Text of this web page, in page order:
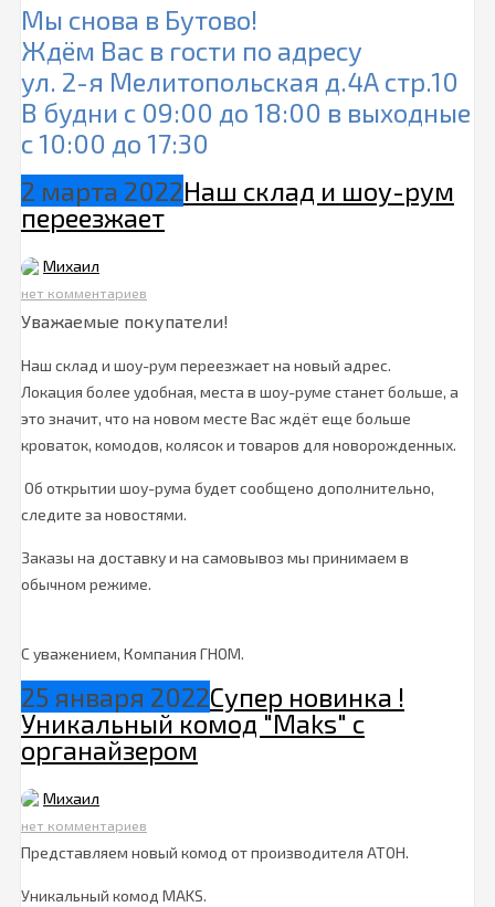
Мы снова в Бутово!
Ждём Вас в гости по адресу
ул. 2-я Мелитопольская д.4А стр.10
В будни с 09:00 до 18:00 в выходные
с 10:00 до 17:30
2 марта 2022Наш склад и шоу-рум
переезжает
Михаил
нет комментариев
Уважаемые покупатели!
Наш склад и шоу-рум переезжает на новый адрес.
Локация более удобная, места в шоу-руме станет больше, а
это значит, что на новом месте Вас ждёт еще больше
кроваток, комодов, колясок и товаров для новорожденных.
Об открытии шоу-рума будет сообщено дополнительно,
следите за новостями.
Заказы на доставку и на самовывоз мы принимаем в
обычном режиме.
С уважением, Компания ГНОМ.
25 января 2022Супер новинка !
Уникальный комод "Maks" с
органайзером
Михаил
нет комментариев
Представляем новый комод от производителя АТОН.
Уникальный комод MAKS.